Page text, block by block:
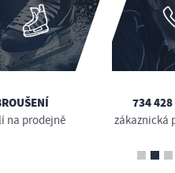
na prodejně
734
zákaznická